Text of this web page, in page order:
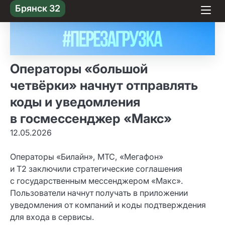
Skip
to content
Брянск 32
Операторы «большой
четвёрки» начнут отправлять
коды и уведомления
в госмессенджер «Макс»
12.05.2026
Операторы «Билайн», МТС, «Мегафон»
и T2 заключили стратегические соглашения
с государственным мессенджером «Макс».
Пользователи начнут получать в приложении
уведомления от компаний и коды подтверждения
для входа в сервисы.